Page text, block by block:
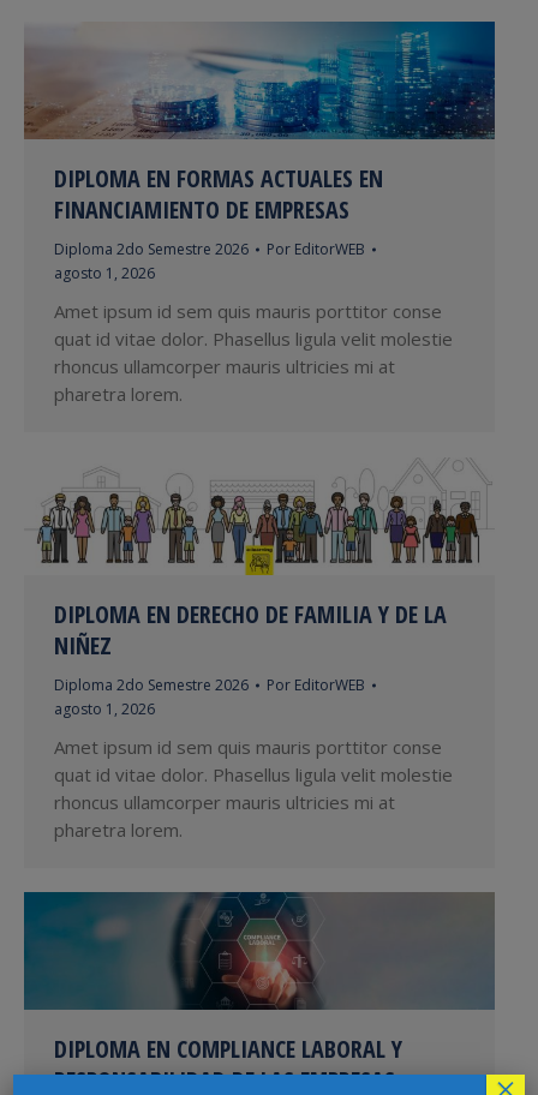
DIPLOMA EN FORMAS ACTUALES EN
FINANCIAMIENTO DE EMPRESAS
Diploma 2do Semestre 2026 Por EditorWEB
agosto 1, 2026
Amet ipsum id sem quis mauris porttitor conse
quat id vitae dolor. Phasellus ligula velit molestie
rhoncus ullamcorper mauris ultricies mi at
pharetra lorem.
DIPLOMA EN DERECHO DE FAMILIA Y DE LA
NIÑEZ
Diploma 2do Semestre 2026 Por EditorWEB
agosto 1, 2026
Amet ipsum id sem quis mauris porttitor conse
quat id vitae dolor. Phasellus ligula velit molestie
rhoncus ullamcorper mauris ultricies mi at
pharetra lorem.
DIPLOMA EN COMPLIANCE LABORAL Y
RESPONSABILIDAD DE LAS EMPRESAS